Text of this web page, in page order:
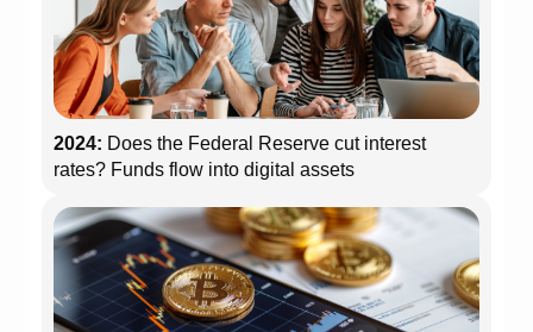
2024: Does the Federal Reserve cut interest
rates? Funds flow into digital assets